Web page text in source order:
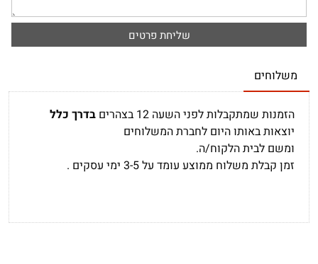
משלוחים
הזמנות שמתקבלות לפני השעה 12 בצהרים
בדרך כלל
יוצאות באותו היום לחברת המשלוחים
ומשם לבית הלקוח/ה.
זמן קבלת משלוח ממוצע עומד על 3-5 ימי עסקים .